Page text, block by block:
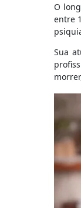
O
entre
Sua